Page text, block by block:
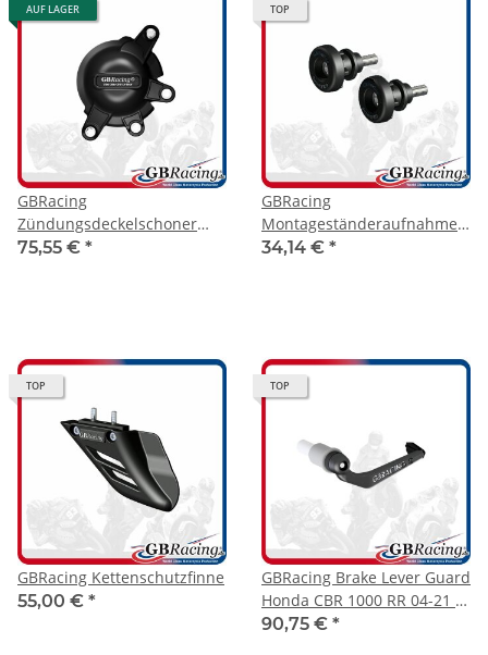
AUF LAGER
GBRacing
Zündungsdeckelschoner
CBR 1000 RR 17-
75,55 € *
TOP
GBRacing
Montageständeraufnahme
mit Protektor M8
34,14 € *
TOP
GBRacing Kettenschutzfinne
55,00 € *
TOP
GBRacing Brake Lever Guard
Honda CBR 1000 RR 04-21 /
CBR 1000 RR-R 20- / CBR 600
90,75 € *